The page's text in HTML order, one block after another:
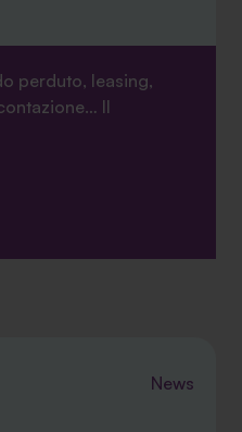
perduto, leasing,
Il
News